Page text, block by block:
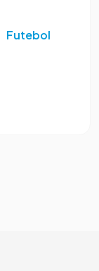
Futebol